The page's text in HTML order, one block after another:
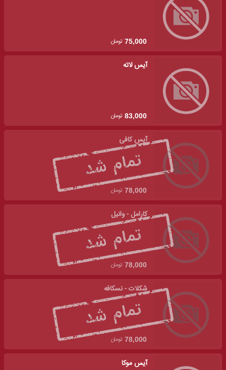
75,000 تومان
آیس لاته
83,000 تومان
آیس کافی
78,000 تومان
کارامل - وانیل
78,000 تومان
شکلات - نسکافه
78,000 تومان
آیس موکا